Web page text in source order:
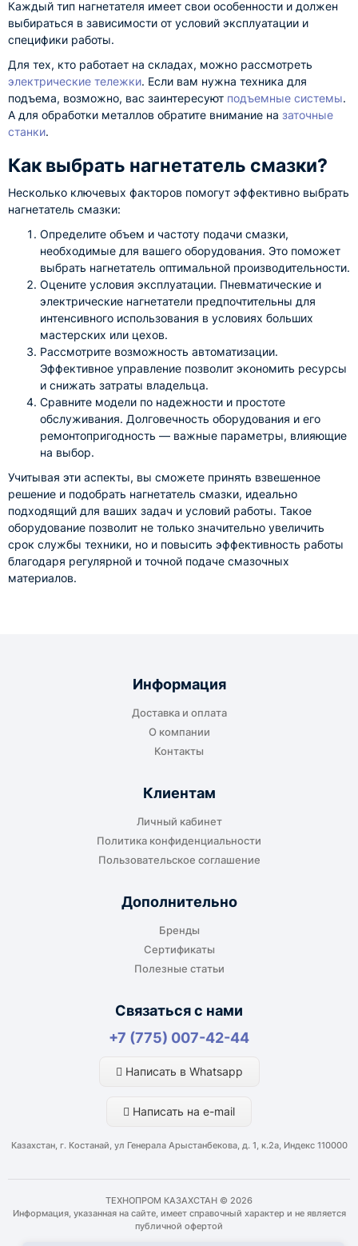
Каждый тип нагнетателя имеет свои особенности и должен
выбираться в зависимости от условий эксплуатации и
специфики работы.
Для тех, кто работает на складах, можно рассмотреть
электрические тележки. Если вам нужна техника для
подъема, возможно, вас заинтересуют подъемные системы.
А для обработки металлов обратите внимание на заточные
станки.
Как выбрать нагнетатель смазки?
Несколько ключевых факторов помогут эффективно выбрать
нагнетатель смазки:
Определите объем и частоту подачи смазки,
необходимые для вашего оборудования. Это поможет
выбрать нагнетатель оптимальной производительности.
Оцените условия эксплуатации. Пневматические и
электрические нагнетатели предпочтительны для
интенсивного использования в условиях больших
мастерских или цехов.
Рассмотрите возможность автоматизации.
Эффективное управление позволит экономить ресурсы
и снижать затраты владельца.
Сравните модели по надежности и простоте
обслуживания. Долговечность оборудования и его
ремонтопригодность — важные параметры, влияющие
на выбор.
Учитывая эти аспекты, вы сможете принять взвешенное
решение и подобрать нагнетатель смазки, идеально
подходящий для ваших задач и условий работы. Такое
оборудование позволит не только значительно увеличить
срок службы техники, но и повысить эффективность работы
благодаря регулярной и точной подаче смазочных
материалов.
Информация
Доставка и оплата
О компании
Контакты
Клиентам
Личный кабинет
Политика конфиденциальности
Пользовательское соглашение
Дополнительно
Бренды
Сертификаты
Полезные статьи
Связаться с нами
+7 (775) 007-42-44
Написать в Whatsapp
Написать на e-mail
Казахстан, г. Костанай, ул Генерала Арыстанбекова, д. 1, к.2а, Индекс 110000
ТЕХНОПРОМ КАЗАХСТАН © 2026
Информация, указанная на сайте, имеет справочный характер и не является
публичной офертой